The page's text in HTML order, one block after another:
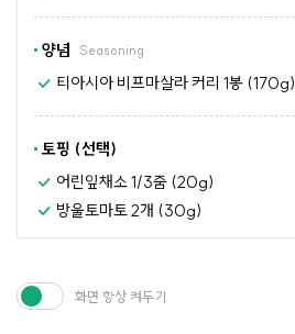
양념 Seasoning
티아시아 비프마살라 커리 1봉 (170g)
토핑 (선택)
어린잎채소 1/3줌 (20g)
방울토마토 2개 (30g)
화면 항상 켜두기